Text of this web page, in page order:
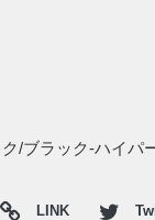
/ブラック-ハイ
LINK